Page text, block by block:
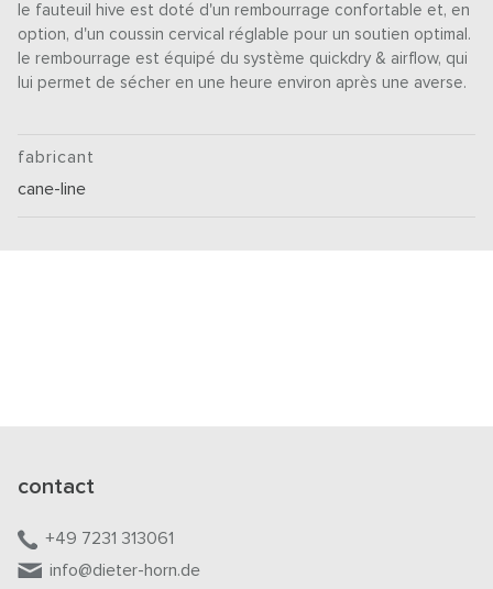
le fauteuil hive est doté d'un rembourrage confortable et, en
option, d'un coussin cervical réglable pour un soutien optimal.
le rembourrage est équipé du système quickdry & airflow, qui
lui permet de sécher en une heure environ après une averse.
fabricant
cane-line
contact
+49 7231 313061
info@dieter-horn.de